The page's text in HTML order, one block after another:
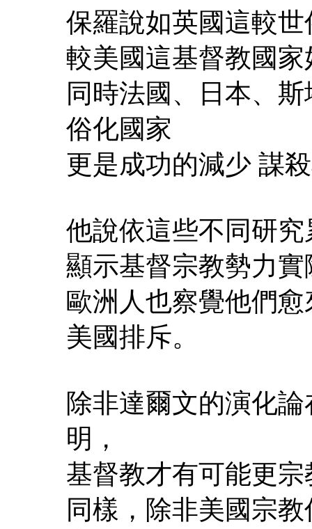
保羅說如英國這較
較美國這基督教國
同時法國、日本、斯
俗化國家
更是成功的減少 謀
他說依這些不同研
顯示基督宗教勢力
歐洲人也察覺他們
美國排斥。
除非達爾文的演化
明，
基督教才有可能更宗
同樣，除非美國宗